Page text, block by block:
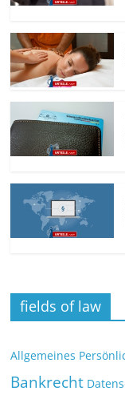
fields of law
Allgemeines
Bankrecht